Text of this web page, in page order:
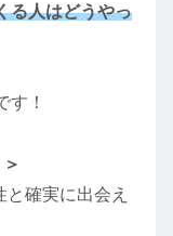
る人はどうやっ
す！
と確実に出会え